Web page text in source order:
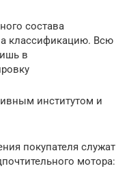
состава
классификацию. Всю
в
институтом и
покупателя служат
мотора: